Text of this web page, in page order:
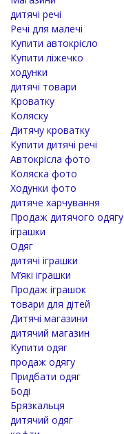
дитячі речі
Речі для малечі
Купити автокрісло
Купити ліжечко
ходунки
дитячі товари
Кроватку
Коляску
Дитячу кроватку
Купити дитячі речі
Автокрісла фото
Коляска фото
Ходунки фото
дитяче харчування
Продаж дитячого одягу
іграшки
Одяг
дитячі іграшки
М’які іграшки
Продаж іграшок
товари для дітей
Дитячі магазини
дитячий магазин
Купити одяг
продаж одягу
Придбати одяг
Боді
Брязкальця
дитячий одяг